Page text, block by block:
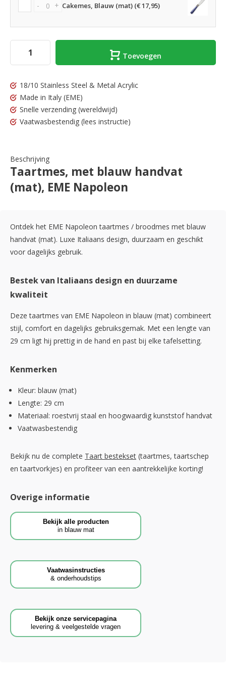
- + Cakemes, Blauw (mat) (€ 17,95)
Toevoegen
18/10 Stainless Steel & Metal Acrylic
Made in Italy (EME)
Snelle verzending (wereldwijd)
Vaatwasbestendig (lees instructie)
Beschrijving
Taartmes, met blauw handvat
(mat), EME Napoleon
Ontdek het EME Napoleon taartmes / broodmes met blauw
handvat (mat). Luxe Italiaans design, duurzaam en geschikt
voor dagelijks gebruik.
Bestek van Italiaans design en duurzame
kwaliteit
Deze taartmes van EME Napoleon in blauw (mat) combineert
stijl, comfort en dagelijks gebruiksgemak. Met een lengte van
29 cm ligt hij prettig in de hand en past bij elke tafelsetting.
Kenmerken
Kleur: blauw (mat)
Lengte: 29 cm
Materiaal: roestvrij staal en hoogwaardig kunststof handvat
Vaatwasbestendig
Bekijk nu de complete Taart bestekset (taartmes, taartschep
en taartvorkjes) en profiteer van een aantrekkelijke korting!
Overige informatie
Bekijk alle producten
in blauw mat
Vaatwasinstructies
& onderhoudstips
Bekijk onze servicepagina
levering & veelgestelde vragen